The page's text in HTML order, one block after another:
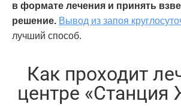
в формате лечения и принять
решение. Вывод из запоя
лучший способ.
Как проходит
центре «Станция